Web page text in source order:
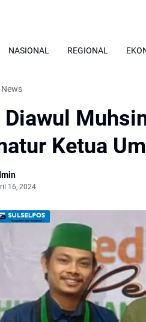
NASIONAL REGIONAL
News
Diawul
Ketua
16, 2024